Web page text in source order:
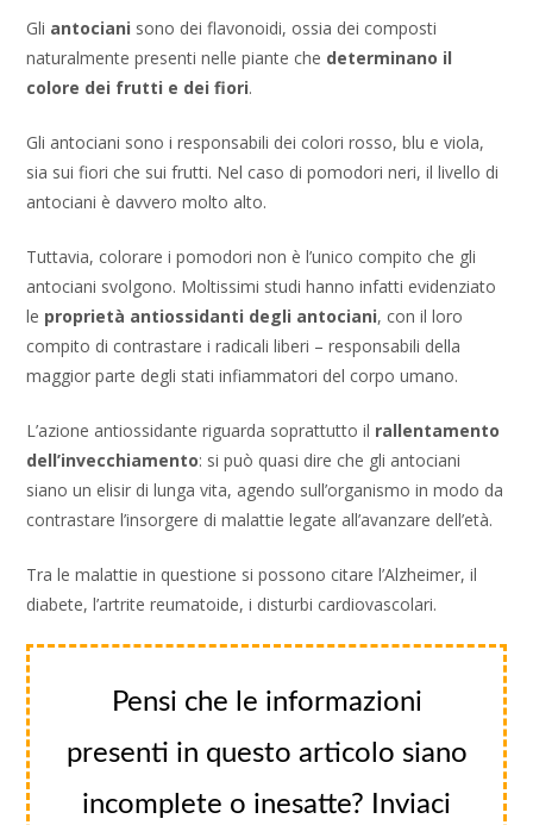
Gli antociani sono dei flavonoidi, ossia dei composti
naturalmente presenti nelle piante che determinano il
colore dei frutti e dei fiori.
Gli antociani sono i responsabili dei colori rosso, blu e viola,
sia sui fiori che sui frutti. Nel caso di pomodori neri, il livello di
antociani è davvero molto alto.
Tuttavia, colorare i pomodori non è l’unico compito che gli
antociani svolgono. Moltissimi studi hanno infatti evidenziato
le proprietà antiossidanti degli antociani, con il loro
compito di contrastare i radicali liberi – responsabili della
maggior parte degli stati infiammatori del corpo umano.
L’azione antiossidante riguarda soprattutto il rallentamento
dell’invecchiamento: si può quasi dire che gli antociani
siano un elisir di lunga vita, agendo sull’organismo in modo da
contrastare l’insorgere di malattie legate all’avanzare dell’età.
Tra le malattie in questione si possono citare l’Alzheimer, il
diabete, l’artrite reumatoide, i disturbi cardiovascolari.
Pensi che le informazioni
presenti in questo articolo siano
incomplete o inesatte? Inviaci